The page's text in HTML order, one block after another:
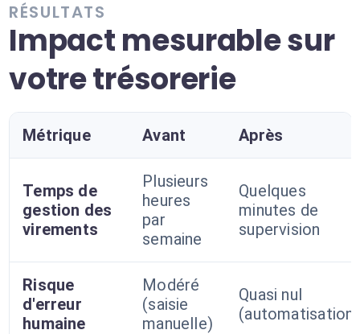
RÉSULTATS
Impact mesurable sur
votre trésorerie
Métrique Avant Après
Temps de
gestion des
virements
Plusieurs
heures
par
semaine
Quelques
minutes de
supervision
Risque
d'erreur
humaine
Modéré
(saisie
manuelle)
Quasi nul
(automatisation)